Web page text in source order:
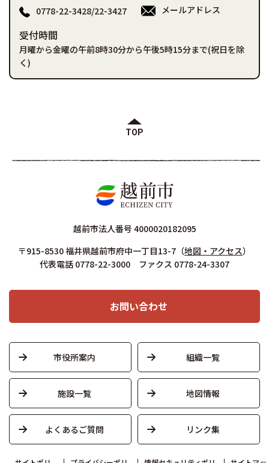
0778-22-3428/22-3427 メールアドレス
受付時間
月曜から金曜の午前8時30分から午後5時15分まで(祝日を除
く)
TOP
越前市法人番号 4000020182095
〒915-8530 福井県越前市府中一丁目13-7 （地図・アクセス）
代表電話 0778-22-3000 ファクス 0778-24-3307
お問い合わせ
市役所案内 組織一覧
施設一覧 地図情報
よくあるご質問 リンク集